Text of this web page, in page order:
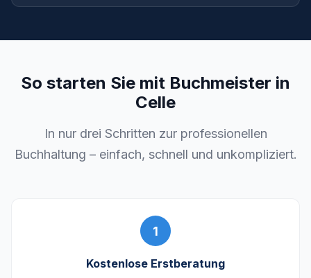
So starten Sie mit Buchmeister in
Celle
In nur drei Schritten zur professionellen
Buchhaltung – einfach, schnell und unkompliziert.
1
Kostenlose Erstberatung